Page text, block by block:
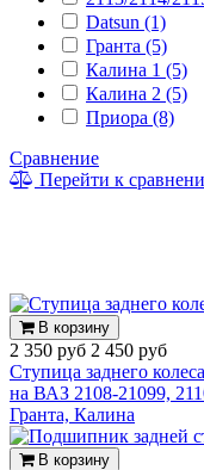
Datsun (1)
Гранта (5)
Калина 1 (5)
Калина 2 (5)
Приора (8)
Сравнение
Перейти к
В корзину
2 350 руб 2 450 руб
Ступица заднего
на ВАЗ 2108-21099,
Гранта, Калина
В корзину